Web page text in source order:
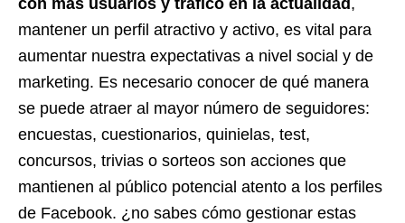
con más usuarios y tráfico en la actualidad ,
mantener un perfil atractivo y activo, es vital para
aumentar nuestra expectativas a nivel social y de
marketing. Es necesario conocer de qué manera
se puede atraer al mayor número de seguidores:
encuestas, cuestionarios, quinielas, test,
concursos, trivias o sorteos son acciones que
mantienen al público potencial atento a los perfiles
de Facebook. ¿no sabes cómo gestionar estas